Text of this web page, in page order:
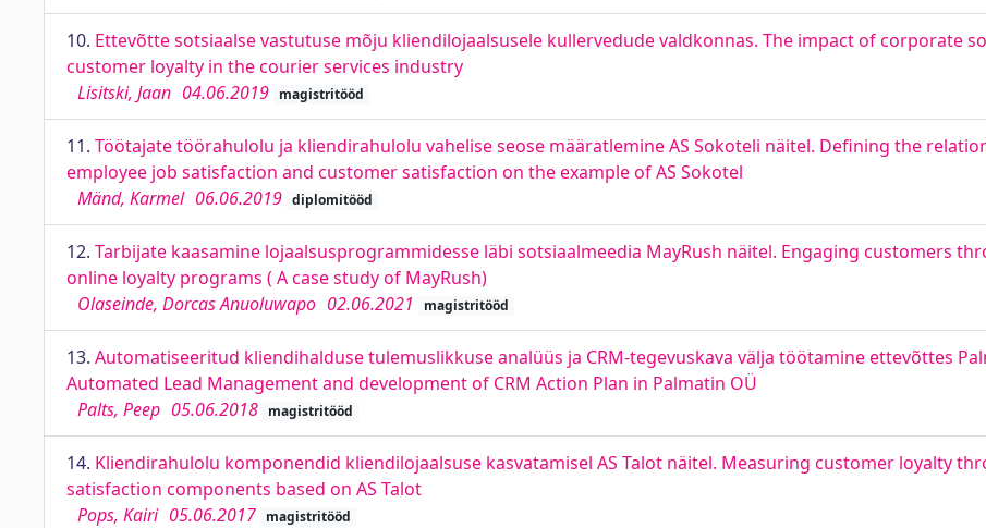
10. Ettevõtte sotsiaalse vastutuse mõju kliendilojaalsusele kullervedude valdkonnas. The impact of corporate
customer loyalty in the courier services industry
Lisitski, Jaan 04.06.2019 magistritööd
11. Töötajate töörahulolu ja kliendirahulolu vahelise seose määratlemine AS Sokoteli näitel. Defining the
employee job satisfaction and customer satisfaction on the example of AS Sokotel
Mänd, Karmel 06.06.2019 diplomitööd
12. Tarbijate kaasamine lojaalsusprogrammidesse läbi sotsiaalmeedia MayRush näitel. Engaging customers
online loyalty programs ( A case study of MayRush)
Olaseinde, Dorcas Anuoluwapo 02.06.2021 magistritööd
13. Automatiseeritud kliendihalduse tulemuslikkuse analüüs ja CRM-tegevuskava välja töötamine ettevõttes
Automated Lead Management and development of CRM Action Plan in Palmatin OÜ
Palts, Peep 05.06.2018 magistritööd
14. Kliendirahulolu komponendid kliendilojaalsuse kasvatamisel AS Talot näitel. Measuring customer loyalty
satisfaction components based on AS Talot
Pops, Kairi 05.06.2017 magistritööd